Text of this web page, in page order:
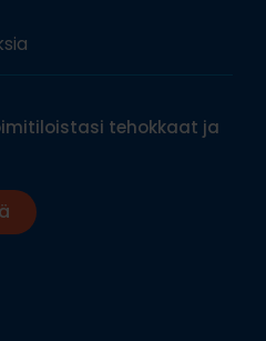
tehokkaat ja